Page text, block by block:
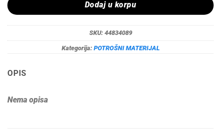
Dodaj u korpu
SKU: 44834089
Kategorija: POTROŠNI MATERIJAL
OPIS
Nema opisa